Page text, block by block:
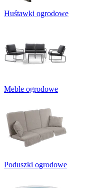
Huśtawki ogrodowe
Meble ogrodowe
Poduszki ogrodowe